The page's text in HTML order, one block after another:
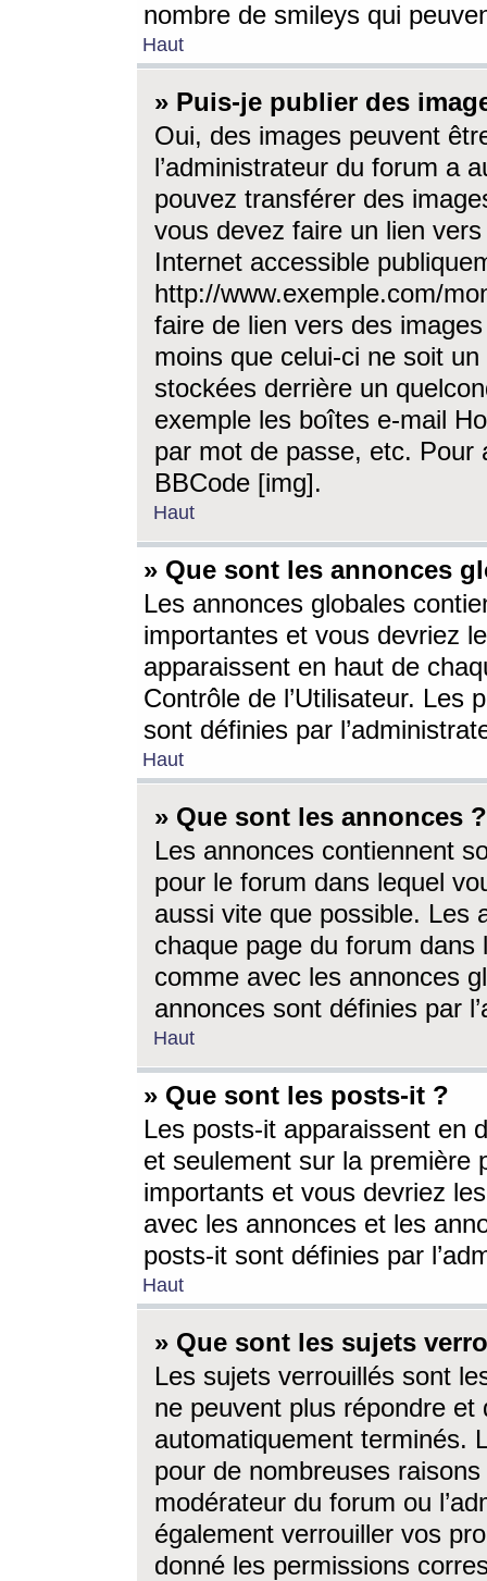
nombre de smileys qui
Haut
» Puis-je publier des
Oui, des images peuvent
l’administrateur du forum a
pouvez transférer des
vous devez faire un lien
Internet accessible
http://www.exemple.com/
faire de lien vers des
moins que celui-ci ne soit
stockées derrière un
exemple les boîtes e-mail
par mot de passe, etc. Pour
BBCode [img].
Haut
» Que sont les annonces
Les annonces globales
importantes et vous devriez
apparaissent en haut de
Contrôle de l’Utilisateur. Les
sont définies par
Haut
» Que sont les annonces ?
Les annonces contiennent
pour le forum dans lequel
aussi vite que possible. Les
chaque page du forum dans
comme avec les annonces
annonces sont définies par
Haut
» Que sont les posts-it ?
Les posts-it apparaissent en
et seulement sur la première
importants et vous devriez
avec les annonces et les
posts-it sont définies par
Haut
» Que sont les sujets
Les sujets verrouillés sont
ne peuvent plus répondre
automatiquement terminés.
pour de nombreuses
modérateur du forum ou
également verrouiller vos
donné les permissions